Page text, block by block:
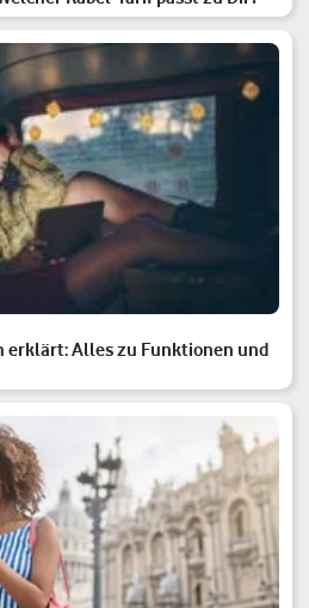
erklärt: Alles zu Funktionen und